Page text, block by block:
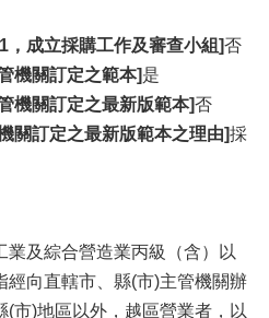
，成立採購工作及審查小組]否
機關訂定之範本]是
機關訂定之最新版範本]否
關訂定之最新版範本之理由]採
業及綜合營造業丙級（含）以
經向直轄市、縣(市)主管機關辦
(市)地區以外，越區營業者，以